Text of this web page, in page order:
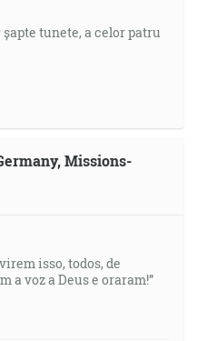
tunete, a celor patru
Missions-
isso, todos, de
a voz a Deus e oraram!”